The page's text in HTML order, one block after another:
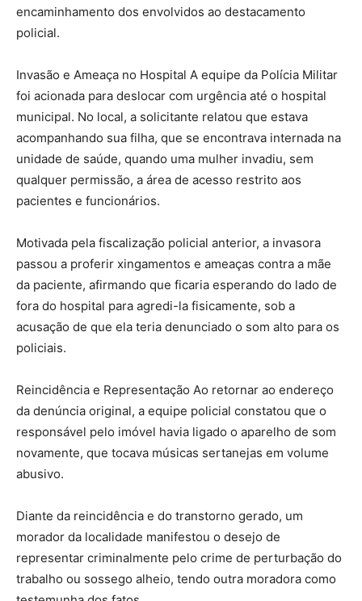
encaminhamento dos envolvidos ao destacamento
policial.
Invasão e Ameaça no Hospital A equipe da Polícia Militar
foi acionada para deslocar com urgência até o hospital
municipal. No local, a solicitante relatou que estava
acompanhando sua filha, que se encontrava internada na
unidade de saúde, quando uma mulher invadiu, sem
qualquer permissão, a área de acesso restrito aos
pacientes e funcionários.
Motivada pela fiscalização policial anterior, a invasora
passou a proferir xingamentos e ameaças contra a mãe
da paciente, afirmando que ficaria esperando do lado de
fora do hospital para agredi-la fisicamente, sob a
acusação de que ela teria denunciado o som alto para os
policiais.
Reincidência e Representação Ao retornar ao endereço
da denúncia original, a equipe policial constatou que o
responsável pelo imóvel havia ligado o aparelho de som
novamente, que tocava músicas sertanejas em volume
abusivo.
Diante da reincidência e do transtorno gerado, um
morador da localidade manifestou o desejo de
representar criminalmente pelo crime de perturbação do
trabalho ou sossego alheio, tendo outra moradora como